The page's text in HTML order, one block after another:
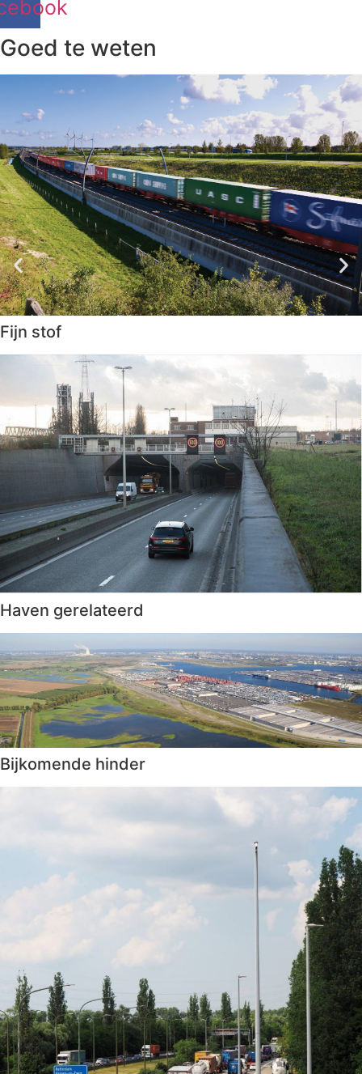
Goed te weten
Fijn stof
Haven gerelateerd
Bijkomende hinder